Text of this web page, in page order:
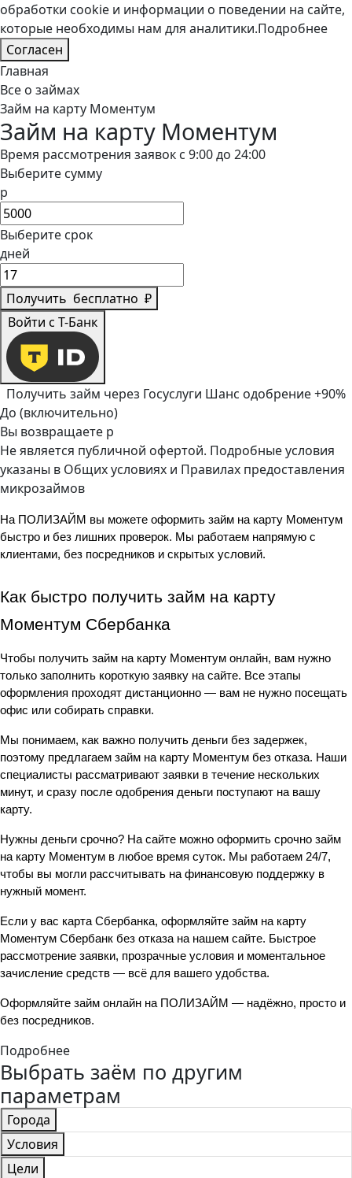
обработки cookie и информации о поведении на сайте,
которые необходимы нам для аналитики.Подробнее
Согласен
Главная
Все о займах
Займ на карту Моментум
Займ на карту Моментум
Время рассмотрения заявок с 9:00 до 24:00
Выберите сумму
р
Выберите срок
дней
Получить бесплатно ₽
Войти с Т-Банк
Получить займ через Госуслуги Шанс одобрение +90%
До (включительно)
Вы возвращаете р
Не является публичной офертой. Подробные условия
указаны в Общих условиях и Правилах предоставления
микрозаймов
На ПОЛИЗАЙМ вы можете оформить займ на карту Моментум
быстро и без лишних проверок. Мы работаем напрямую с
клиентами, без посредников и скрытых условий.
Как быстро получить займ на карту
Моментум Сбербанка
Чтобы получить займ на карту Моментум онлайн, вам нужно
только заполнить короткую заявку на сайте. Все этапы
оформления проходят дистанционно — вам не нужно посещать
офис или собирать справки.
Мы понимаем, как важно получить деньги без задержек,
поэтому предлагаем займ на карту Моментум без отказа. Наши
специалисты рассматривают заявки в течение нескольких
минут, и сразу после одобрения деньги поступают на вашу
карту.
Нужны деньги срочно? На сайте можно оформить срочно займ
на карту Моментум в любое время суток. Мы работаем 24/7,
чтобы вы могли рассчитывать на финансовую поддержку в
нужный момент.
Если у вас карта Сбербанка, оформляйте займ на карту
Моментум Сбербанк без отказа на нашем сайте. Быстрое
рассмотрение заявки, прозрачные условия и моментальное
зачисление средств — всё для вашего удобства.
Оформляйте займ онлайн на ПОЛИЗАЙМ — надёжно, просто и
без посредников.
Подробнее
Выбрать заём по другим
параметрам
Города
Условия
Цели